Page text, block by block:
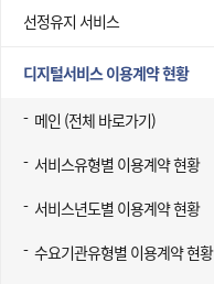
선정유지 서비스
디지털서비스 이용계약 현황
메인 (전체 바로가기)
서비스유형별 이용계약 현황
서비스년도별 이용계약 현황
수요기관유형별 이용계약 현황